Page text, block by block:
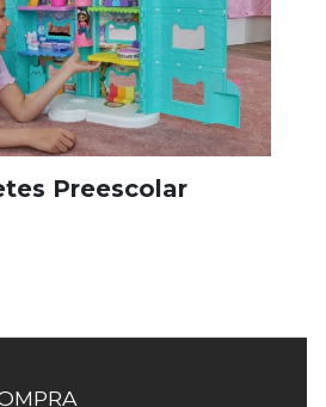
Preescolar